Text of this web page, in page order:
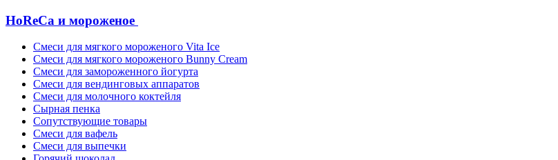
HoReCa и мороженое
Смеси для мягкого мороженого Vita Ice
Смеси для мягкого мороженого Bunny Cream
Смеси для замороженного йогурта
Смеси для вендинговых аппаратов
Смеси для молочного коктейля
Сырная пенка
Сопутствующие товары
Смеси для вафель
Смеси для выпечки